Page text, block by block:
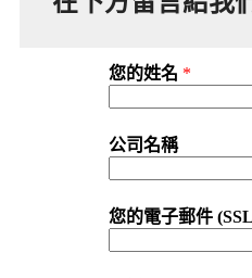
您的姓名 *
公司名稱
您的電子郵件